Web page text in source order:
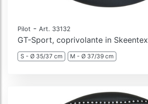
Pilot - Art. 33132
GT-Sport, coprivolante in Skeentex
S - Ø 35/37 cm M - Ø 37/39 cm